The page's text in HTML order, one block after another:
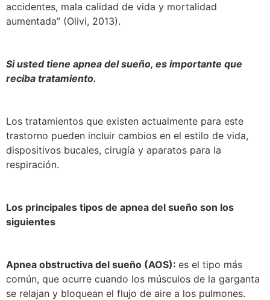
accidentes, mala calidad de vida y mortalidad
aumentada” (Olivi, 2013).
Si usted tiene apnea del sueño, es importante que
reciba tratamiento.
Los tratamientos que existen actualmente para este
trastorno pueden incluir cambios en el estilo de vida,
dispositivos bucales, cirugía y aparatos para la
respiración.
Los principales tipos de apnea del sueño son los
siguientes
Apnea obstructiva del sueño (AOS): es el tipo más
común, que ocurre cuando los músculos de la garganta
se relajan y bloquean el flujo de aire a los pulmones.